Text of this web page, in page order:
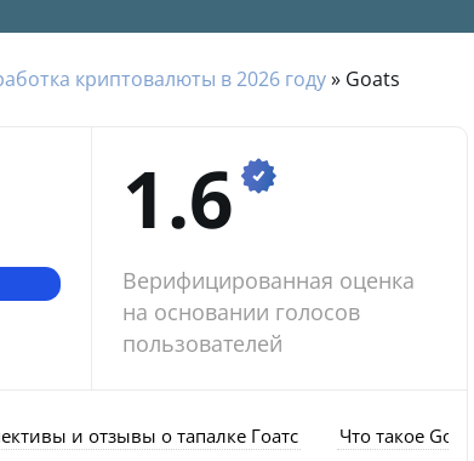
криптовалюты в 2026 году» Goats
1.6
Верифицированная оценка
на основании голосов
пользователей
и отзывы о тапалке Гоатс Что такое Goats?